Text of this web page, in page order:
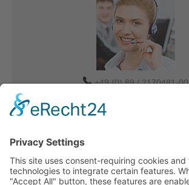
+49 (0) 89 / 2170481-00
Verkauf-MUC@tdbg.de
Eilige Transportanfrage